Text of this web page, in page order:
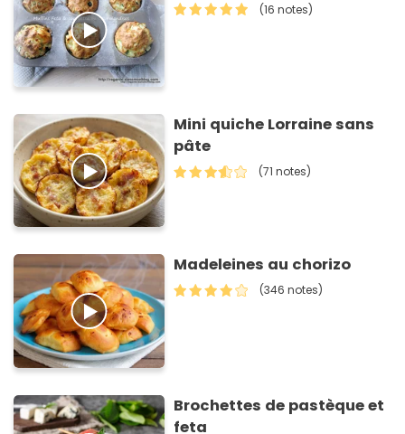
(16 notes)
Mini quiche Lorraine sans
pâte
(71 notes)
Madeleines au chorizo
(346 notes)
Brochettes de pastèque et
feta